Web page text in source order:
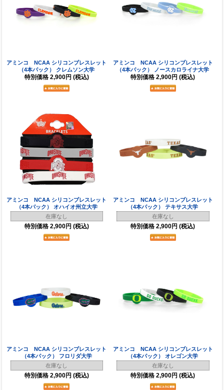
アミンコ NCAA シリコンブレスレット
（4本パック） クレムソン大学
特別価格 2,900円 (税込)
アミンコ NCAA シリコンブレスレット
（4本パック） ノースカロライナ大学
特別価格 2,900円 (税込)
アミンコ NCAA シリコンブレスレット
（4本パック） オハイオ州立大学
在庫なし
特別価格 2,900円 (税込)
アミンコ NCAA シリコンブレスレット
（4本パック） テキサス大学
在庫なし
特別価格 2,900円 (税込)
アミンコ NCAA シリコンブレスレット
（4本パック） フロリダ大学
在庫なし
特別価格 2,900円 (税込)
アミンコ NCAA シリコンブレスレット
（4本パック） オレゴン大学
在庫なし
特別価格 2,900円 (税込)